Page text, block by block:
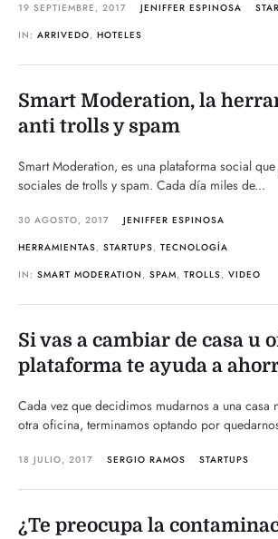
19 SEPTIEMBRE, 2017 JENIFFER ESPINOSA
IN: ARRIVEDO, HOTELES
Smart Moderation, la
anti trolls y spam
Smart Moderation, es una plataforma social
sociales de trolls y spam. Cada día miles de...
30 AGOSTO, 2017
JENIFFER ESPINOSA
HERRAMIENTAS, STARTUPS, TECNOLOGÍA
IN: SMART MODERATION , SPAM, TROLLS, VIDEO
Si vas a cambiar de casa u
plataforma te ayuda a
Cada vez que decidimos mudarnos a una casa
otra oficina, terminamos optando por
18 JULIO, 2017 SERGIO RAMOS STARTUPS
¿Te preocupa la